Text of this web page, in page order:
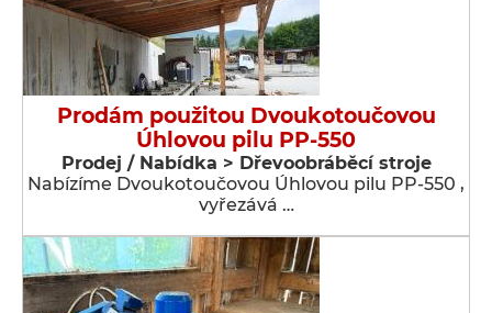
Prodám použitou Dvoukotoučovou
Úhlovou pilu PP-550
Prodej / Nabídka > Dřevoobráběcí stroje
Nabízíme Dvoukotoučovou Úhlovou pilu PP-550 ,
vyřezává …